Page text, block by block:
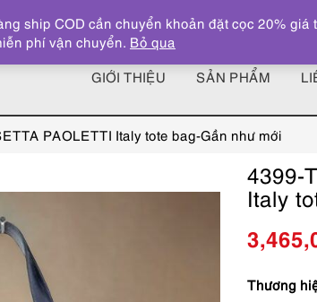
GIỚI THIỆU SẢN PHẨM
PAOLETTI Italy tote bag-Gần như mới
4399-
Italy
Thương
ship COD cần chuyển khoản đặt cọc 20%
phí vận chuyển. Bỏ qua